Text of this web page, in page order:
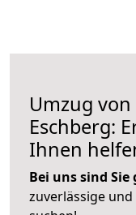
Umzug
Eschberg:
Ihnen
Bei uns sind
zuverlässige